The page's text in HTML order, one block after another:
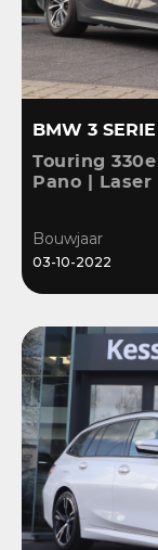
BMW 3 SERIE
Touring 330e
Pano |
Dravit
Bouwjaar
03-10-2022